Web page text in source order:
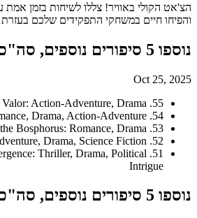
הצ'אט הקולי באוויר! צללו לשיחות בזמן
והפיחו חיים במשחקי התפקידים שלכם
נוספו 5 סיפורים נוספים, סה"כ: 55
Oct 25, 2025
55. Shadows of Valor: Action-Adventure, Drama
54. Shadows of Desire: Romance, Drama, Action-Adventure
53. Whispers of the Bosphorus: Romance, Drama
52. Skyfall Saga: Action-Adventure, Drama, Science Fiction
Thriller, Drama, Political
Intrigue
נוספו 5 סיפורים נוספים, סה"כ: 50